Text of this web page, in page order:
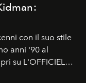
con il suo stile
anni '90 al
su L'OFFICIEL